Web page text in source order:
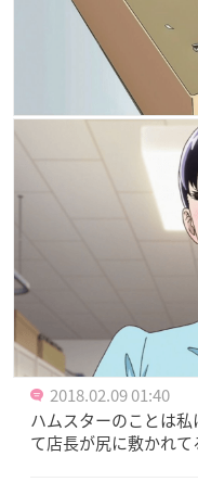
2018.02.09 01:40
ハムスターのことは
て店長が尻に敷かれ